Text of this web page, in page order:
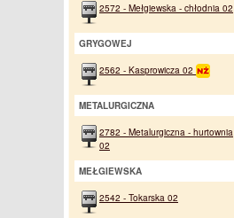
2572 - Mełgiewska - chłodnia 02
GRYGOWEJ
2562 - Kasprowicza 02
METALURGICZNA
2782 - Metalurgiczna - hurtownia
02
MEŁGIEWSKA
2542 - Tokarska 02